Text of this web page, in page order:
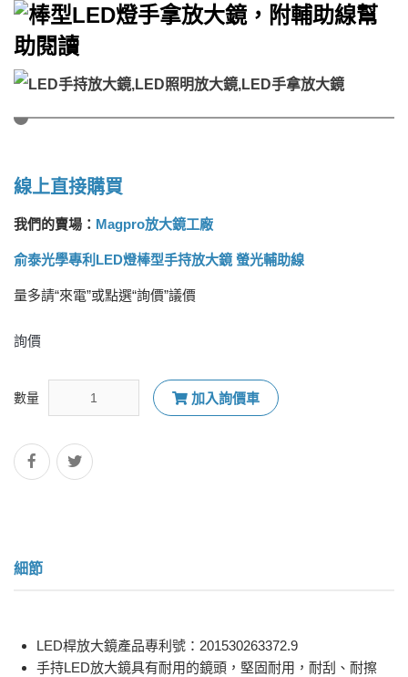
線上直接購買
我們的賣場： Magpro放大鏡工廠
俞泰光學專利LED燈棒型手持放大鏡 螢光輔助線
量多請“來電”或點選“詢價”議價
詢價
數量 加入詢價車
細節
LED桿放大鏡產品專利號：201530263372.9
手持LED放大鏡具有耐用的鏡頭，堅固耐用，耐刮、耐擦